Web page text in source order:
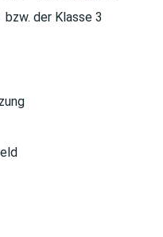
der Klasse 3